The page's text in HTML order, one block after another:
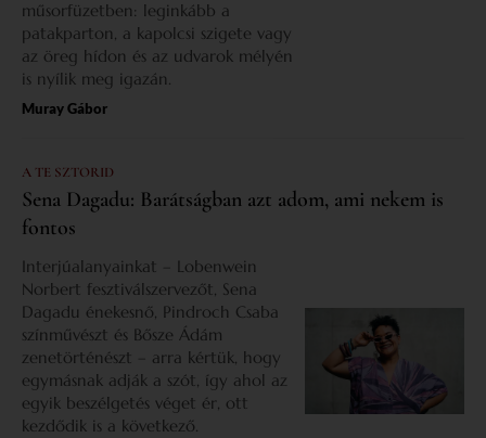
műsorfüzetben: leginkább a
patakparton, a kapolcsi szigete vagy
az öreg hídon és az udvarok mélyén
is nyílik meg igazán.
Muray Gábor
A TE SZTORID
Sena Dagadu: Barátságban azt adom, ami nekem is
fontos
Interjúalanyainkat – Lobenwein
Norbert fesztiválszervezőt, Sena
Dagadu énekesnő, Pindroch Csaba
színművészt és Bősze Ádám
zenetörténészt – arra kértük, hogy
egymásnak adják a szót, így ahol az
egyik beszélgetés véget ér, ott
kezdődik is a következő.